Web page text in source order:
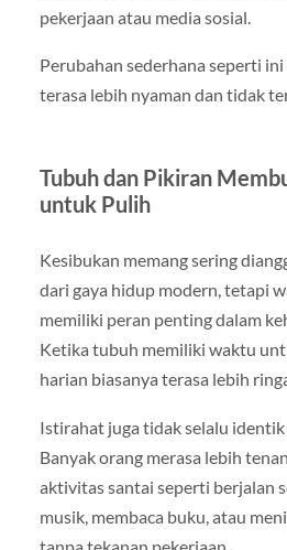
pekerjaan atau media sosial.
Perubahan sederhana seperti
terasa lebih nyaman dan tidak
Tubuh dan Pikiran
untuk Pulih
Kesibukan memang sering
dari gaya hidup modern, tetapi
memiliki peran penting dalam
Ketika tubuh memiliki waktu
harian biasanya terasa lebih
Istirahat juga tidak selalu
Banyak orang merasa lebih
aktivitas santai seperti berjalan
musik, membaca buku, atau
tanpa tekanan pekerjaan.